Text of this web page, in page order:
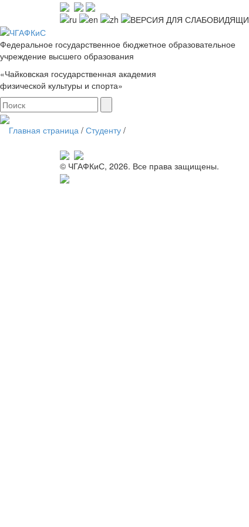
Федеральное государственное бюджетное образовательное
учреждение высшего образования
«Чайковская государственная академия
физической культуры и спорта»
Главная страница / Студенту /
© ЧГАФКиС, 2026. Все права защищены.